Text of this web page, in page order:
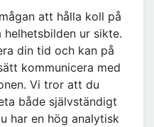
att hålla koll på
ur sikte.
din tid och kan på
kommunicera med
Vi tror att du
både självständigt
har en hög analytisk